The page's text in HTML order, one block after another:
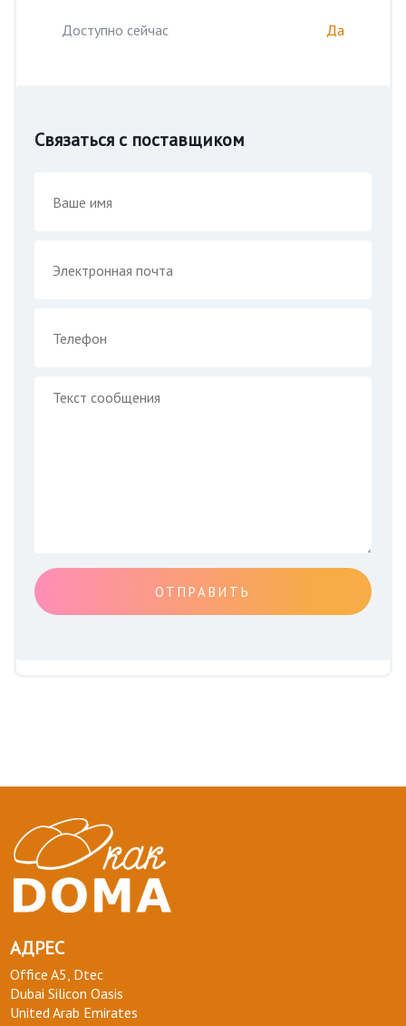
Доступно сейчас Да
Связаться с поставщиком
ОТПРАВИТЬ
АДРЕС
Office A5, Dtec
Dubai Silicon Oasis
United Arab Emirates